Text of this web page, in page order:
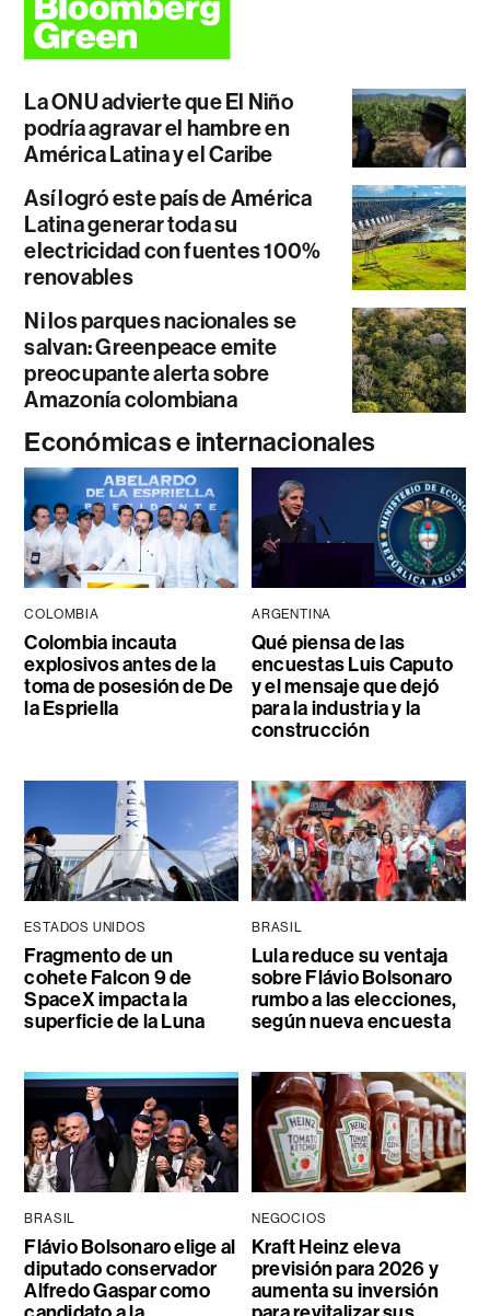
La ONU advierte que El Niño
podría agravar el hambre en
América Latina y el Caribe
Así logró este país de América
Latina generar toda su
electricidad con fuentes 100%
renovables
Ni los parques nacionales se
salvan: Greenpeace emite
preocupante alerta sobre
Amazonía colombiana
Económicas e internacionales
COLOMBIA
Colombia incauta
explosivos antes de la
toma de posesión de De
la Espriella
ARGENTINA
Qué piensa de las
encuestas Luis Caputo
y el mensaje que dejó
para la industria y la
construcción
ESTADOS UNIDOS
Fragmento de un
cohete Falcon 9 de
SpaceX impacta la
superficie de la Luna
BRASIL
Lula reduce su ventaja
sobre Flávio Bolsonaro
rumbo a las elecciones,
según nueva encuesta
BRASIL
Flávio Bolsonaro elige al
diputado conservador
Alfredo Gaspar como
NEGOCIOS
Kraft Heinz eleva
previsión para 2026 y
aumenta su inversión